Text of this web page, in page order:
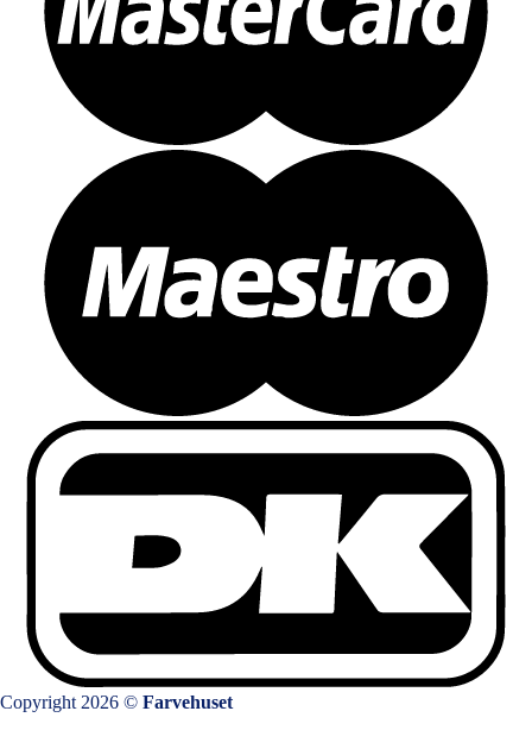
Copyright 2026 © Farvehuset